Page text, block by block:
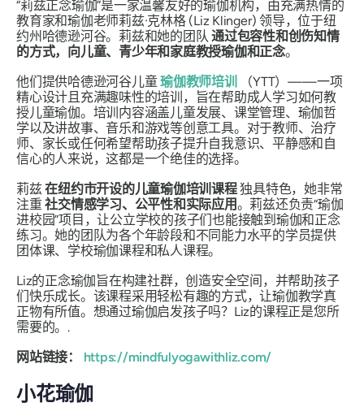
“莉兹正念瑜伽”是一家温馨友好的瑜伽机构，由充满热情的
教育家和瑜伽老师莉兹·克林格 (Liz Klinger) 领导，位于纽
约州哈德逊河谷。莉兹和她的团队通过包容性和创伤知情
的方式，向儿童、青少年和家庭教授瑜伽和正念。
他们提供哈德逊河谷儿童瑜伽教师培训
（YTT）——一项
精心设计且充满趣味性的培训，旨在帮助成人学习如何教
授儿童瑜伽。培训内容涵盖儿童发展、课堂管理、瑜伽哲
学以及讲故事、音乐和游戏等创意工具。对于教师、治疗
师、家长或任何希望帮助孩子提升自我意识、平静感和自
信心的人来说，这都是一个绝佳的选择。
莉兹在纽约市开设的儿童瑜伽培训课程独具特色，她非常
注重社交情感学习、公平性和实际应用。莉兹还负责“瑜伽
进校园”项目，让公立学校的孩子们也能接触到瑜伽和正念
练习。她的团队为各个年龄段和不同能力水平的学员提供
团体课、学校瑜伽课程和私人课程。
Liz的正念瑜伽旨在构建社群，创造安全空间，并帮助孩子
们快乐成长。该课程采用轻松有趣的方式，让瑜伽教学真
正物有所值。想通过瑜伽启发孩子吗？Liz的课程正是您所
需要的。.
网站链接： https://mindfulyogawithliz.com/
小花瑜伽